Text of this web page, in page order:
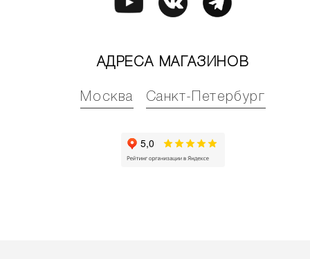
АДРЕСА МАГАЗИНОВ
Москва Санкт-Петербург